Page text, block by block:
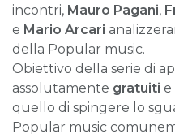
incontri, Mauro Pagani,
e Mario Arcari
della Popular music.
Obiettivo della serie di
assolutamente gratuiti e
quello di spingere lo
Popular music